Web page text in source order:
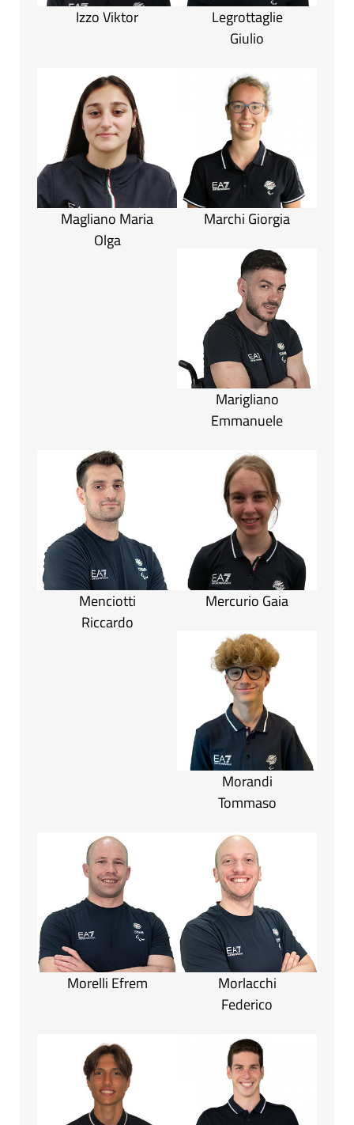
Izzo Viktor
Legrottaglie
Giulio
Magliano Maria
Olga
Marchi Giorgia
Marigliano
Emmanuele
Menciotti
Riccardo
Mercurio Gaia
Morandi
Tommaso
Morelli Efrem
Morlacchi
Federico